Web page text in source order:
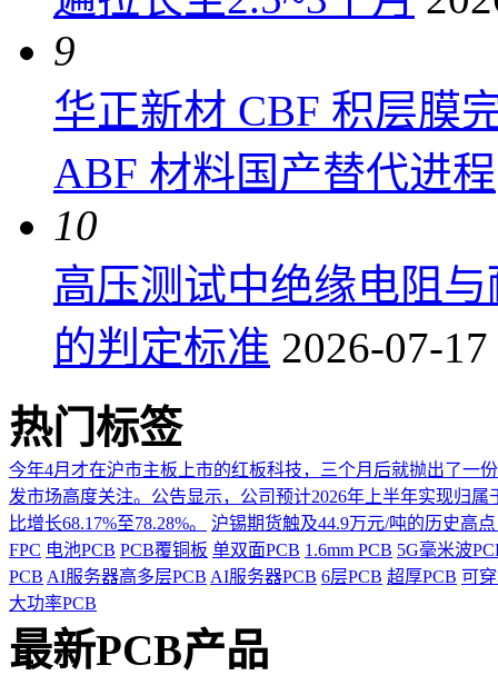
9
华正新材 CBF 积层膜
ABF 材料国产替代进程
10
高压测试中绝缘电阻
的判定标准 2026-07-17
热门标签
今年4月才在沪市主板上市的红板科技，三个月后就抛出了一
发市场高度关注。公告显示，公司预计2026年上半年实现归
比增长68.17%至78.28%。
沪锡期货触及44.9万元/吨的历史高
FPC 电池PCB PCB覆铜板 单双面PCB 1.6mm PCB 5G毫米波
PCB AI服务器高多层PCB AI服务器PCB 6层PCB 超厚PCB 可
大功率PCB
最新PCB产品